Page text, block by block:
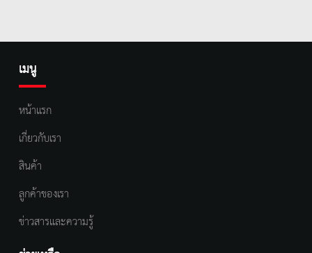
เมนู
หน้าแรก
เกี่ยวกับเรา
สินค้า
ลูกค้าของเรา
ข่าวสารและความรู้